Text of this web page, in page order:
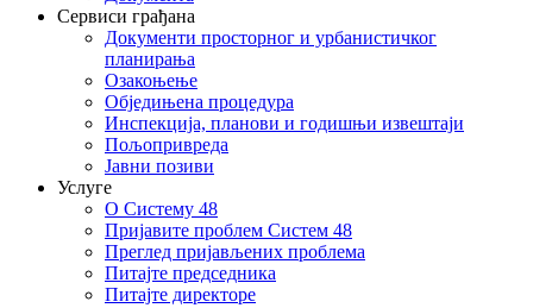
Сервиси грађана
Документи просторног и урбанистичког
планирања
Озакоњење
Обједињена процедура
Инспекција, планови и годишњи извештаји
Пољопривреда
Јавни позиви
Услуге
О Систему 48
Пријавите проблем Систем 48
Преглед пријављених проблема
Питајте председника
Питајте директоре